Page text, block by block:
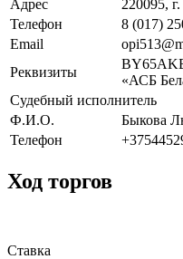
Адрес
220095,
Телефон
8 (017)
Email
Реквизиты
«АСБ
Судебный исполнитель
Ф.И.О.
Быкова
Телефон
Ход торгов
Ставка